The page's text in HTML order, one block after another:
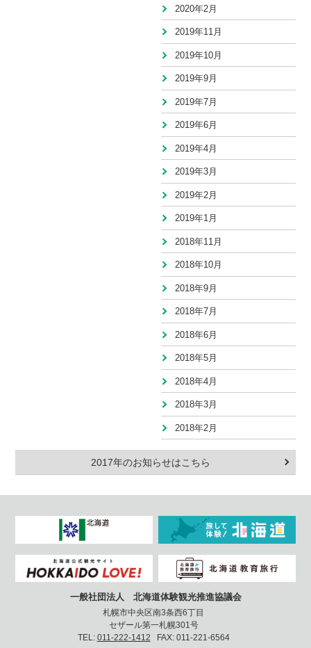
2020年2月
2019年11月
2019年10月
2019年9月
2019年7月
2019年6月
2019年4月
2019年3月
2019年2月
2019年1月
2018年11月
2018年10月
2018年9月
2018年7月
2018年6月
2018年5月
2018年4月
2018年3月
2018年2月
2017年のお知らせはこちら
一般社団法人 北海道体験観光推進協議会
札幌市中央区南3条西6丁目
セザール第一札幌301号
TEL: 011-222-1412 FAX: 011-221-6564